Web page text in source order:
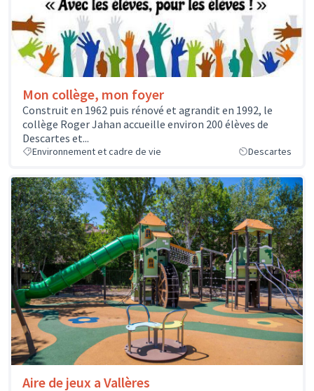
Mon collège, mon foyer
Construit en 1962 puis rénové et agrandit en 1992, le
collège Roger Jahan accueille environ 200 élèves de
Descartes et...
Environnement et cadre de vie Descartes
Aire de jeux a Vallères